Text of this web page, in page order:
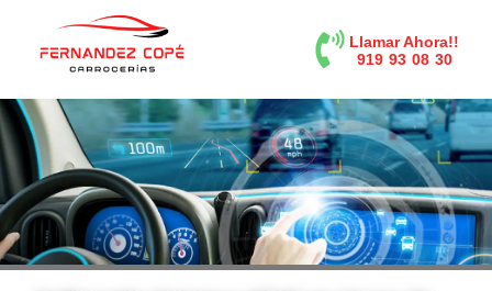
Llamar Ahora!!
919 93 08 30